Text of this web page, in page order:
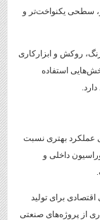
سطحی یکنواخت‌تر و
روکش و ابزارکاری
استفاده
عملکرد بهتری نسبت
داخلی و
برای تولید
از پروژه‌های صنعتی